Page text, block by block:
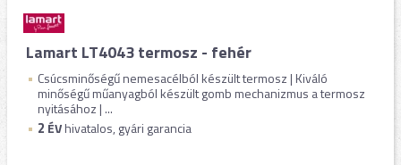
Lamart LT4043 termosz - fehér
Csúcsminőségű nemesacélból készült termosz | Kiváló
minőségű műanyagból készült gomb mechanizmus a termosz
nyitásához | ...
2 ÉVhivatalos, gyári garancia